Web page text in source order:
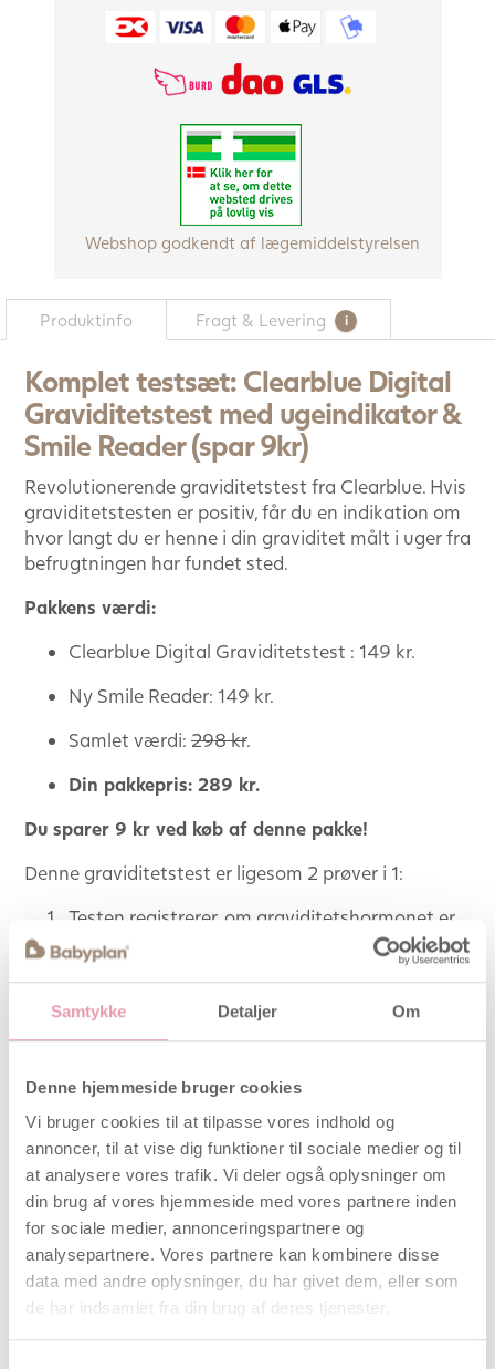
Samtykke Detaljer Om
Denne hjemmeside bruger cookies
Vi bruger cookies til at tilpasse vores indhold og
annoncer, til at vise dig funktioner til sociale medier og til
at analysere vores trafik. Vi deler også oplysninger om
din brug af vores hjemmeside med vores partnere inden
for sociale medier, annonceringspartnere og
analysepartnere. Vores partnere kan kombinere disse
data med andre oplysninger, du har givet dem, eller som
de har indsamlet fra din brug af deres tjenester.
Webshop godkendt af lægemiddelstyrelsen
Produktinfo Fragt & Levering
Komplet testsæt: Clearblue Digital
Graviditetstest med ugeindikator &
Smile Reader (spar 9kr)
Revolutionerende graviditetstest fra Clearblue. Hvis
graviditetstesten er positiv, får du en indikation om
hvor langt du er henne i din graviditet målt i uger fra
befrugtningen har fundet sted.
Pakkens værdi:
Clearblue Digital Graviditetstest : 149 kr.
Ny Smile Reader: 149 kr.
Samlet værdi: 298 kr.
Din pakkepris: 289 kr.
Du sparer 9 kr ved køb af denne pakke!
Denne graviditetstest er ligesom 2 prøver i 1:
Testen registrerer, om graviditetshormonet er
til stede med over 99 % nøjagtighed fra den
dag, du forventer at få din menstruation.
mange uger, der er gået siden befrugtningen,
1-2, 2-3 eller 3+ (mere end 3) uger.
gravid med 93 % nøjagtighed.
Hvordan fungerer Clearblue med
Ugeindikator?
Når du er gravid, producerer din krop
graviditetshormonet hCG. Mængden af hCG i din
krop stiger i de tidlige stadier af graviditeten. Denne
test kan påvise meget små mængder af dette